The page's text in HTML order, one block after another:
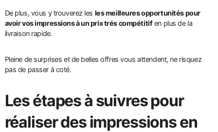
De plus, vous y trouverez les les meilleures opportunités pour
avoir vos impressions à un prix trés compétitifen plus de la
livraison rapide.
Pleine de surprises et de belles offres vous attendent, ne risquez
pas de passer à coté.
Les étapes à suivres pour
réaliser des impressions en